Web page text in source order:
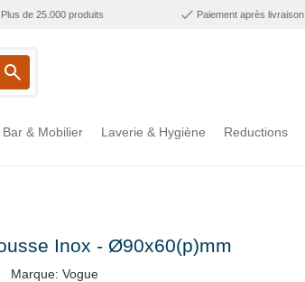
Plus de 25.000 produits Paiement après livraison
Bar & Mobilier Laverie & Hygiène Reductions
Inox - Ø90x60(p)mm
Marque: Vogue